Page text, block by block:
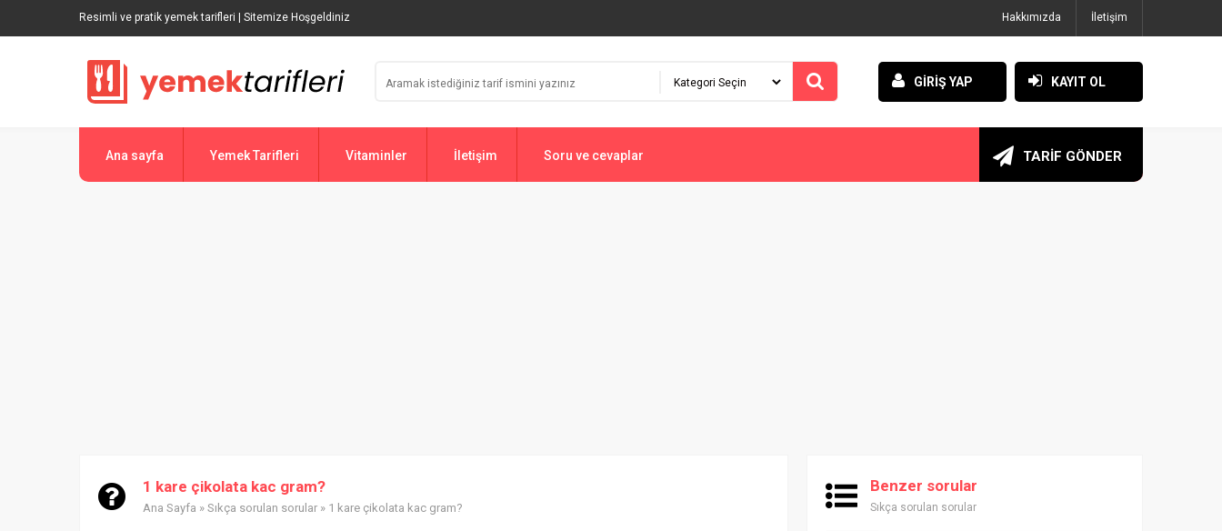
Resimli ve pratik yemek tarifleri | Sitemize Hoşgeldiniz Hakkımızda İletişim
GİRİŞ YAP KAYIT OL
Ana sayfa Yemek Tarifleri Vitaminler İletişim Soru ve cevaplar TARİF GÖNDER
1 kare çikolata kac gram?
Ana Sayfa » Sıkça sorulan sorular » 1 kare çikolata kac gram?
Benzer sorular
Sıkça sorulan sorular